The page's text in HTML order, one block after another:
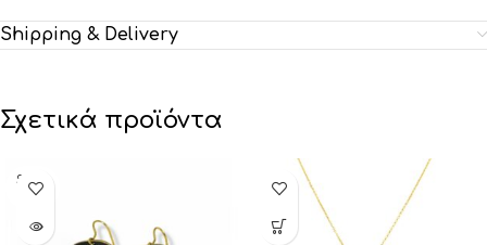
Shipping & Delivery
Σχετικά προϊόντα
SOLD
OUT